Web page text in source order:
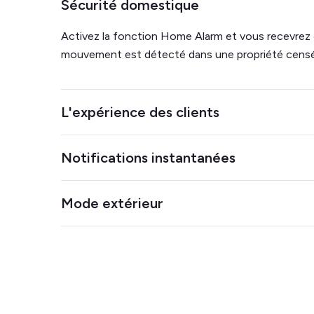
Sécurité domestique
Activez la fonction Home Alarm et vous recevrez
mouvement est détecté dans une propriété
L'expérience des clients
enregistrements et les départs. Suivez la
le confort de vos clients.
Notifications instantanées
pouvoir intervenir immédiatement.
Mode extérieur